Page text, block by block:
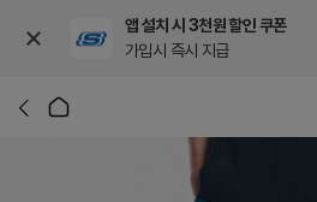
앱 설치 시 3천원 할인 쿠폰
가입시 즉시 지급